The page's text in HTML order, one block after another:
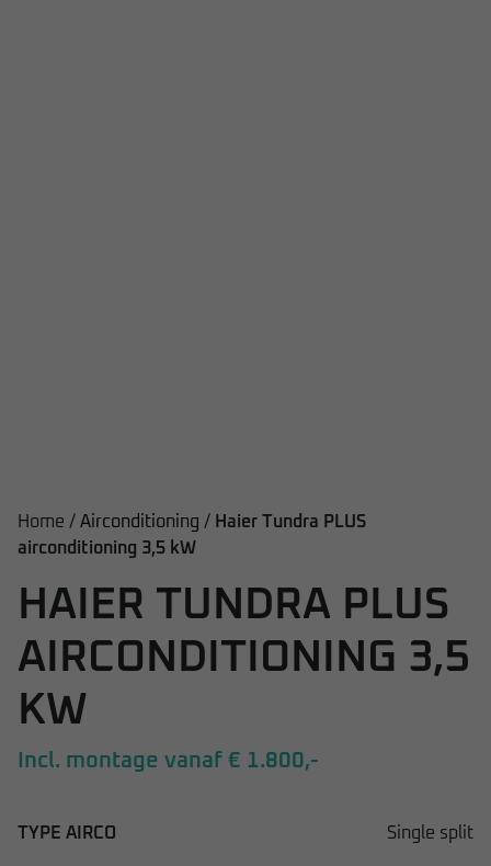
Home / Airconditioning / Haier Tundra PLUS
airconditioning 3,5 kW
HAIER TUNDRA PLUS
AIRCONDITIONING 3,5
KW
Incl. montage vanaf € 1.800,-
TYPE AIRCO Single split